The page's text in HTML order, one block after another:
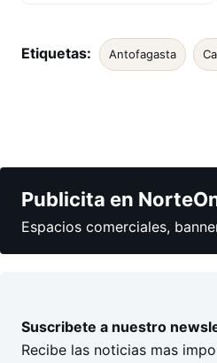
Etiquetas: Antofagasta
Publicita en
Espacios comerciales,
Suscribete a nuestro
Recibe las noticias mas